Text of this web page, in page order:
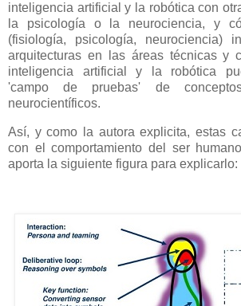
inteligencia artificial y la robótica con
la psicología o la neurociencia, y
(fisiología, psicología, neurociencia)
arquitecturas en las áreas técnicas y
inteligencia artificial y la robótica
'campo de pruebas' de
neurocientíficos.
Así, y como la autora explicita, estas
con el comportamiento del ser
aporta la siguiente figura para explicarlo: